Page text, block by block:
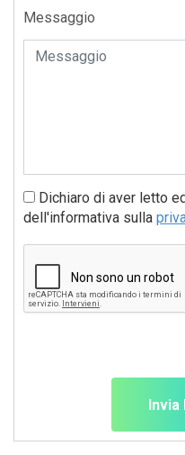
Messaggio
Dichiaro di aver letto
dell'informativa sulla
Invia